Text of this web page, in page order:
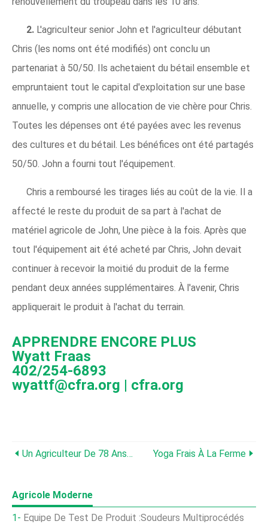
2. L'agriculteur senior John et l'agriculteur débutant
Chris (les noms ont été modifiés) ont conclu un
partenariat à 50/50. Ils achetaient du bétail ensemble et
empruntaient tout le capital d'exploitation sur une base
annuelle, y compris une allocation de vie chère pour Chris.
Toutes les dépenses ont été payées avec les revenus
des cultures et du bétail. Les bénéfices ont été partagés
50/50. John a fourni tout l'équipement.
Chris a remboursé les tirages liés au coût de la vie. Il a
affecté le reste du produit de sa part à l'achat de
matériel agricole de John, Une pièce à la fois. Après que
tout l'équipement ait été acheté par Chris, John devait
continuer à recevoir la moitié du produit de la ferme
pendant deux années supplémentaires. À l'avenir, Chris
appliquerait le produit à l'achat du terrain.
APPRENDRE ENCORE PLUS
Wyatt Fraas
402/254-6893
wyattf@cfra.org | cfra.org
Un Agriculteur De 78 Ans En Bonne Santé Avec Un Héritier Doit-Il Prendre Sa Retraite ? Yoga Frais À La Ferme
Agricole Moderne
Équipe De Test De Produit :Soudeurs Multiprocédés